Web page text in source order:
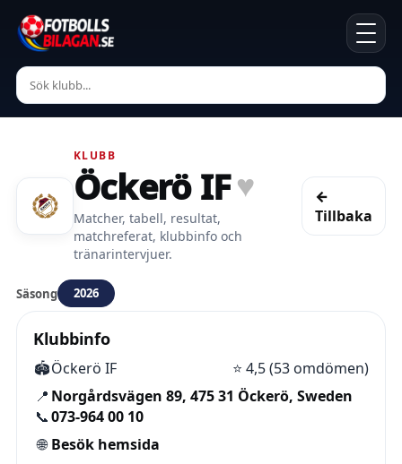
KLUBB
Öckerö IF♥
Matcher, tabell, resultat,
matchreferat, klubbinfo och
tränarintervjuer.
←
Tillbaka
Säsong 2026
Klubbinfo
🏟️Öckerö IF ⭐ 4,5 (53 omdömen)
📍 Norgårdsvägen 89, 475 31 Öckerö, Sweden
📞073-964 00 10
🌐 Besök hemsida